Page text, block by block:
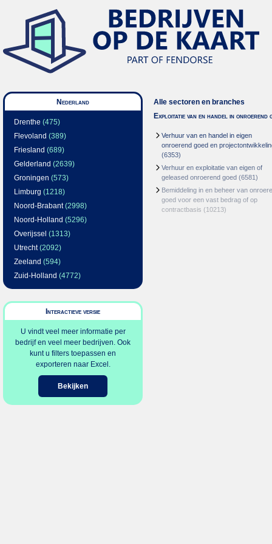
Nederland
Drenthe (475)
Flevoland (389)
Friesland (689)
Gelderland (2639)
Groningen (573)
Limburg (1218)
Noord-Brabant(2998)
Noord-Holland (5296)
Overijssel (1313)
Utrecht(2092)
Zeeland (594)
Zuid-Holland (4772)
Interactieve versie
U vindt veel meer informatie per
bedrijf en veel meer bedrijven. Ook
kunt u filters toepassen en
exporteren naar Excel.
Bekijken
Alle sectoren en branches
Exploitatie van en handel in onroerend
Verhuur van en handel in eigen
onroerend goed en
(6353)
Verhuur en exploitatie van eigen of
geleased onroerend goed (6581)
Bemiddeling in en beheer van
goed voor een vast bedrag of op
contractbasis (10213)